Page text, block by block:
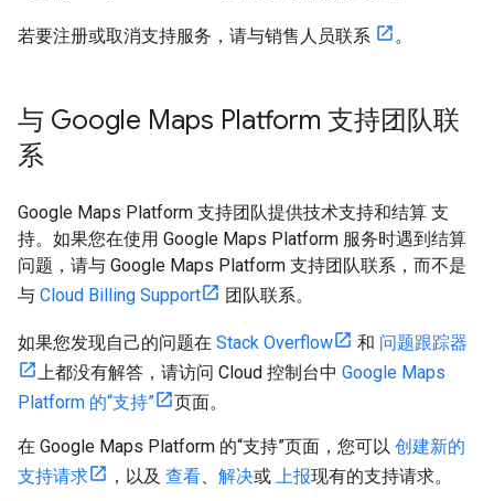
若要注册或取消支持服务，请与销售人员联系 。
与 Google Maps Platform 支持团队联
系
Google Maps Platform 支持团队提供技术支持和结算 支
持。如果您在使用 Google Maps Platform 服务时遇到结算
问题，请与 Google Maps Platform 支持团队联系，而不是
与 Cloud Billing Support 团队联系。
如果您发现自己的问题在 Stack Overflow 和 问题跟踪器
上都没有解答，请访问 Cloud 控制台中 Google Maps
Platform 的“支持”
页面。
在 Google Maps Platform 的“支持”页面，您可以 创建新的
支持请求
，以及 查看 解决或 上报现有的支持请求。